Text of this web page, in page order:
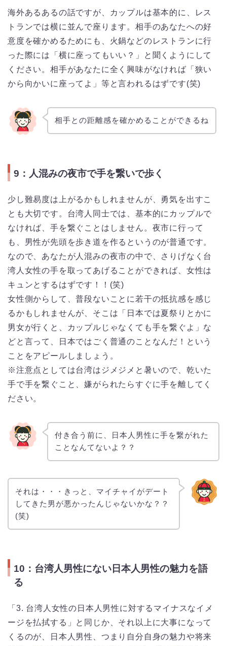
海外あるあるの話ですが、カップルは基本的に、レス
トランでは横に並んで座ります。相手のあなたへの好
意度を確かめるためにも、火鍋などのレストランに行
った際には「横に座ってもいい？」と聞くようにして
ください。相手があなたに全く興味がなければ「狭い
から向かいに座ってよ」等と言われるはずです(笑)
相手との距離感を確かめることができるね
9：人混みの夜市で手を繋いで歩く
少し難易度は上がるかもしれませんが、勇気を出すこ
とも大切です。台湾人同士では、基本的にカップルで
なければ、手を繋ぐことはしません。夜市に行って
も、男性が先頭を歩き道を作るというのが普通です。
なので、あなたが人混みの夜市の中で、さりげなく台
湾人女性の手を取ってあげることができれば、女性は
キュンとするはずです！！(笑)
女性側からして、普段ないことに若干の抵抗感を感じ
るかもしれませんが、そこは「日本では夏祭りとかに
男女が行くと、カップルじゃなくても手を繋ぐよ」な
どと言って、日本ではごく普通のことなんだ！という
ことをアピールしましょう。
※注意点としては台湾はジメジメと暑いので、乾いた
手で手を繋ぐこと、嫌がられたらすぐに手を離してく
ださい。
付き合う前に、日本人男性に手を繋がれた
ことなんてないよ？？
それは・・・きっと、マイチャイがデート
してきた男が悪かったんじゃないかな？？
(笑)
10：台湾人男性にない日本人男性の魅力を語
る
「3. 台湾人女性の日本人男性に対するマイナスなイメ
ージを払拭する」と同じか、それ以上に大事になって
くるのが、日本人男性、つまり自分自身の魅力や将来